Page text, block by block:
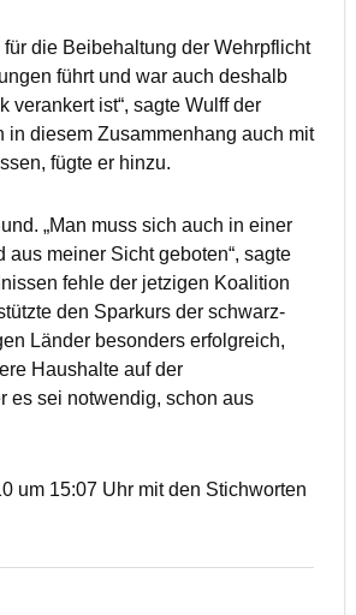
die Beibehaltung der Wehrpflicht
führt und war auch deshalb
verankert ist“, sagte Wulff der
in diesem Zusammenhang auch mit
fügte er hinzu.
„Man muss sich auch in einer
meiner Sicht geboten“, sagte
fehle der jetzigen Koalition
den Sparkurs der schwarz-
Länder besonders erfolgreich,
Haushalte auf der
es sei notwendig, schon aus
um 15:07 Uhr mit den Stichworten